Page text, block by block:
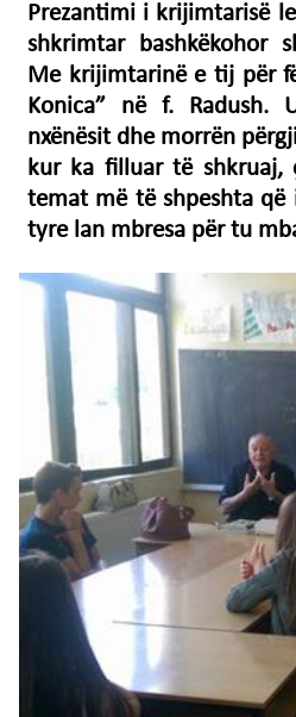
Prezantimi i krijimtarisë
shkrimtar bashkëkohor
Me krijimtarinë e tij për
Konica” në f. Radush.
nxënësit dhe morrën
kur ka filluar të shkruaj,
temat më të shpeshta që
tyre lan mbresa për tu